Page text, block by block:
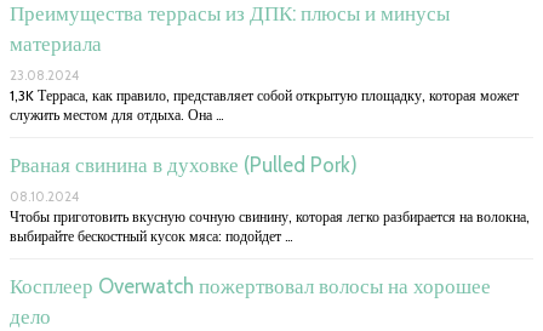
Преимущества террасы из ДПК: плюсы и минусы
материала
23.08.2024
1,3K Терраса, как правило, представляет собой открытую площадку, которая может
служить местом для отдыха. Она …
Рваная свинина в духовке (Pulled Pork)
08.10.2024
Чтобы приготовить вкусную сочную свинину, которая легко разбирается на волокна,
выбирайте бескостный кусок мяса: подойдет …
Косплеер Overwatch пожертвовал волосы на хорошее
дело